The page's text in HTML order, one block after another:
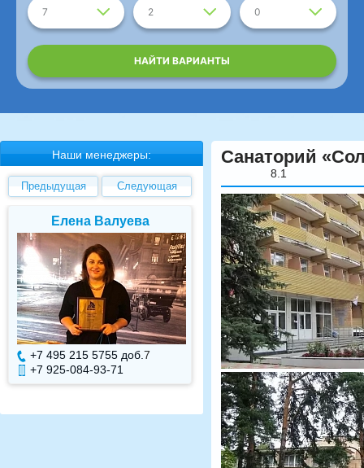
7 2 0
НАЙТИ ВАРИАНТЫ
Наши менеджеры:
Предыдущая Следующая
Елена Валуева
+7 495 215 5755 доб. 7
+7 925-084-93-71
Светлана
+7 495 215 5755 доб.
+7 925-084-93-70
Санаторий
8.1